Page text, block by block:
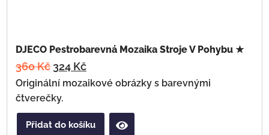
DJECO Pestrobarevná Mozaika Stroje V Pohybu ★
360Kč 324 Kč
Originální mozaikové obrázky s barevnými
čtverečky.
Přidat do košíku